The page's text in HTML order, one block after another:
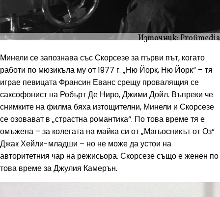
Източник: Profimedia
Минели се запознава със Скорсезе за първи път, когато
работи по мюзикъла му от 1977 г. „Ню Йорк, Ню Йорк“ – тя
играе певицата Франсин Еванс срещу провалящия се
саксофонист на Робърт Де Ниро, Джими Дойл. Въпреки че
снимките на филма бяха изтощителни, Минели и Скорсезе
се озовават в „страстна романтика“. По това време тя е
омъжена – за колегата на майка си от „Магьосникът от Оз“
Джак Хейли-младши – но не може да устои на
авторитетния чар на режисьора. Скорсезе също е женен по
това време за Джулия Камерън.